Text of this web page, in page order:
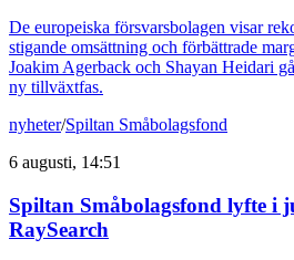
De europeiska försvarsbolagen visar
stigande omsättning och förbättrade
Joakim Agerback och Shayan Heidari
ny tillväxtfas.
nyheter/Spiltan Småbolagsfond
6 augusti, 14:51
Spiltan Småbolagsfond lyfte i
RaySearch